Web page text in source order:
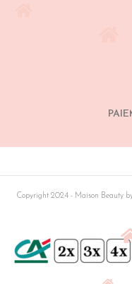
Copyright 2024 - Maison Beauty